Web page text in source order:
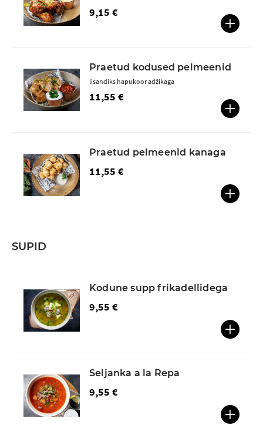
9,15 €
Praetud kodused pelmeenid
11,55 €
lisandiks hapukoor adžikaga
Praetud pelmeenid kanaga
11,55 €
SUPID
Kodune supp frikadellidega
9,55 €
Seljanka a la Repa
9,55 €